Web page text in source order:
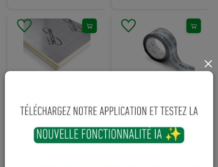
polyuréthane
Eurowall rainuré
languetté 1200 x 600
x 120 mm
33,33 € / m² TTC
large 25 m de long
×